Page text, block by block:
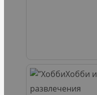
Хобби и
развлечения